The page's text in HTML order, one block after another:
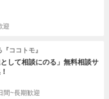
迎
ココトモ』
して相談にのる」無料相談サ
間~長期歓迎